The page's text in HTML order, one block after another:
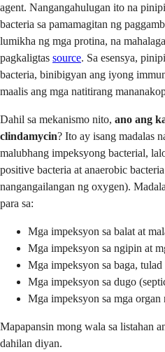
agent. Nangangahulugan ito na
bacteria sa pamamagitan ng
lumikha ng mga protina, na
pagkaligtas source. Sa esensya,
bacteria, binibigyan ang iyong
maalis ang mga natitirang
Dahil sa mekanismo nito, ano ang
clindamycin? Ito ay isang madalas
malubhang impeksyong bacterial,
positive bacteria at anaerobic
nangangailangan ng oxygen).
para sa:
Mga impeksyon sa balat at
Mga impeksyon sa ngipin at
Mga impeksyon sa baga,
Mga impeksyon sa dugo
Mga impeksyon sa mga
Mapapansin mong wala sa listahan
dahilan diyan.